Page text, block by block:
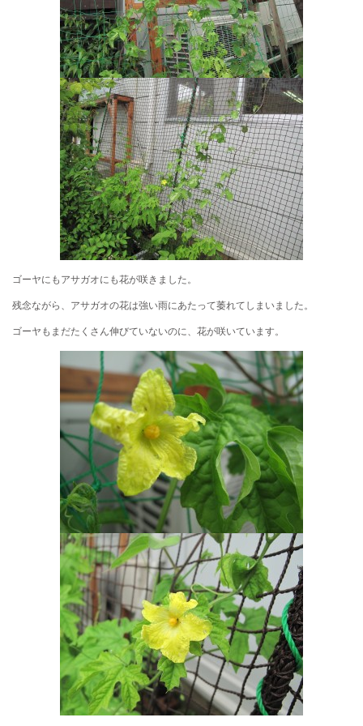
ゴーヤにもアサガオにも花が咲きました。
残念ながら、アサガオの花は強い雨にあたって萎れてしまいました。
ゴーヤもまだたくさん伸びていないのに、花が咲いています。